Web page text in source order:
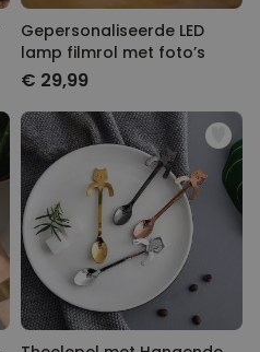
Gepersonaliseerde LED
lamp filmrol met foto’s
€ 29,99